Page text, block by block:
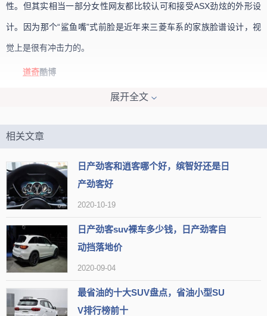
性。但其实相当一部分女性网友都比较认可和接受ASX劲炫的外形设
计。因为那个“鲨鱼嘴”式前脸是近年来三菱车系的家族脸谱设计，视
觉上是很有冲击力的。
道奇酷博
酷博是一款原装进口车型，集运动轿车与SUV车型优势于一身，
羊LOGO这些都会让你在茫茫车流中十分抢眼。和外形设计一样，道
展开全文
相关文章
日产劲客和逍客哪个好，缤智好还是日
产劲客好
2020-10-19
日产劲客suv裸车多少钱，日产劲客自
动挡落地价
2020-09-04
最省油的十大SUV盘点，省油小型SU
V排行榜前十